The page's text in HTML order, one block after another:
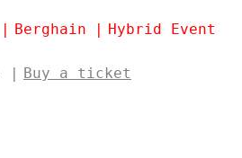
Berghain Hybrid Event
Buy a ticket